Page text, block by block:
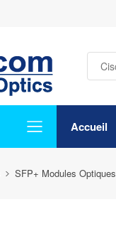
Accueil
SFP+ Modules Optiques